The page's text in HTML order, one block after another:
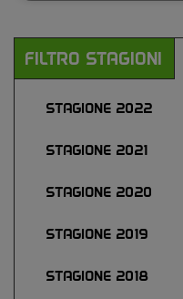
FILTRO STAGIONI
STAGIONE 2022
STAGIONE 2021
STAGIONE 2020
STAGIONE 2019
STAGIONE 2018